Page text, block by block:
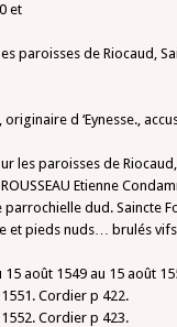
et
paroisses de Riocaud,
d ‘Eynesse.,
les paroisses de
Etienne
dud. Saincte
et pieds nuds… brulés
15 août 1549 au 15 août
Cordier p 422.
Cordier p 423.